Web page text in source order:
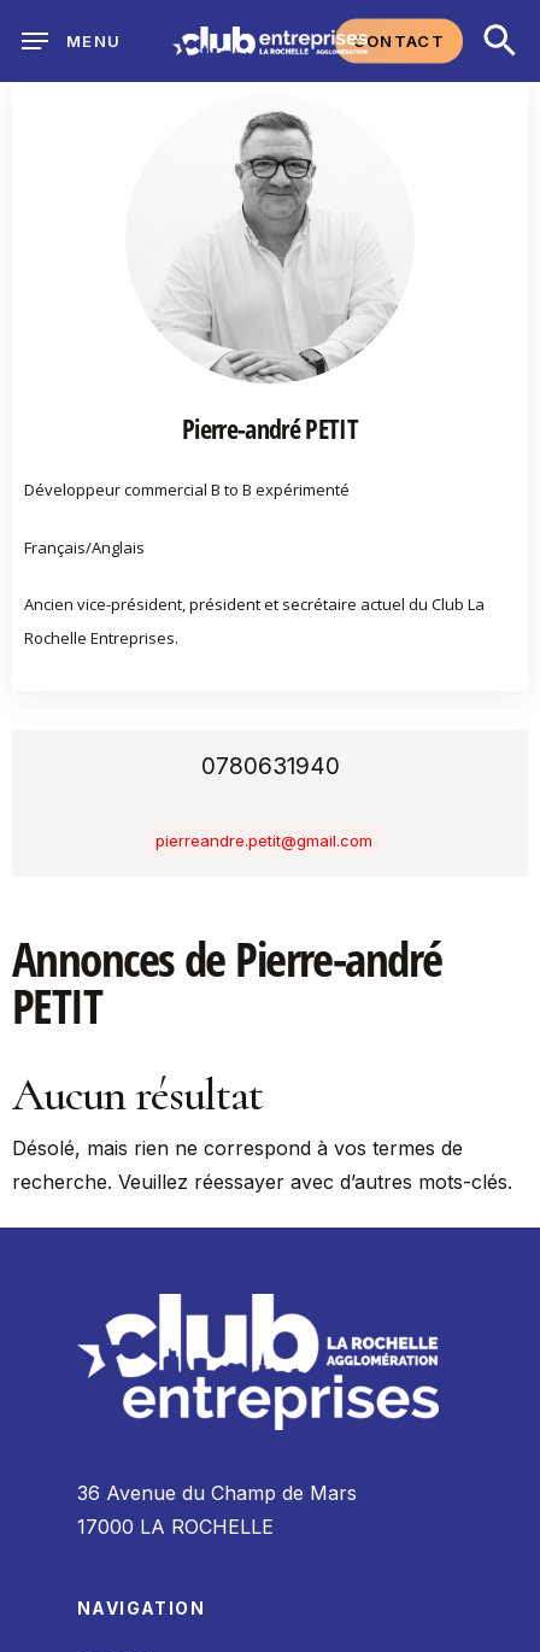
main
CONTACT
MENU
Pierre-andré PETIT
Développeur commercial B to B expérimenté
Français/Anglais
Ancien vice-président, président et secrétaire actuel du Club La
Rochelle Entreprises.
0780631940
pierreandre.petit@gmail.com
Annonces de Pierre-andré
PETIT
Aucun résultat
Désolé, mais rien ne correspond à vos termes de
recherche. Veuillez réessayer avec d’autres mots-clés.
36 Avenue du Champ de Mars
17000 LA ROCHELLE
NAVIGATION